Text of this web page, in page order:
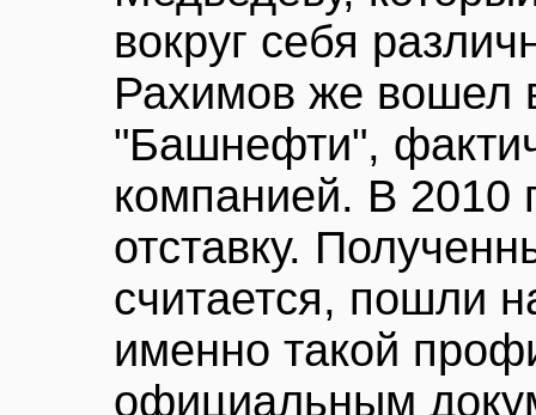
вокруг себя
Рахимов же вошел
"Башнефти",
компанией. В 2010
отставку.
считается, пошли
именно такой
официальным